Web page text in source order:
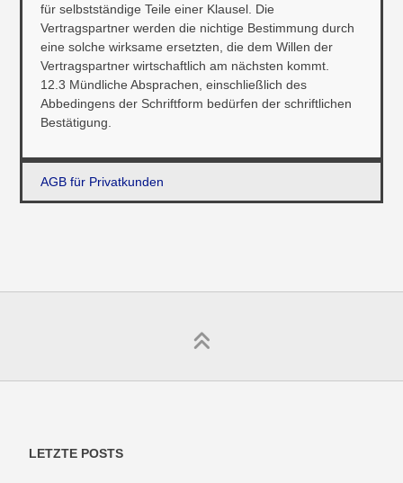
für selbstständige Teile einer Klausel. Die
Vertragspartner werden die nichtige Bestimmung durch
eine solche wirksame ersetzten, die dem Willen der
Vertragspartner wirtschaftlich am nächsten kommt.
12.3 Mündliche Absprachen, einschließlich des
Abbedingens der Schriftform bedürfen der schriftlichen
Bestätigung.
AGB für Privatkunden
LETZTE POSTS